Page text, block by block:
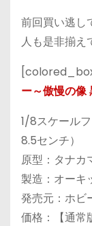
前回買い逃し
人も是非揃え
ー～傲慢の像
1/8スケール
8.5センチ）
原型：タナカ
製造：オーキ
発売元：ホビ
価格：【通常